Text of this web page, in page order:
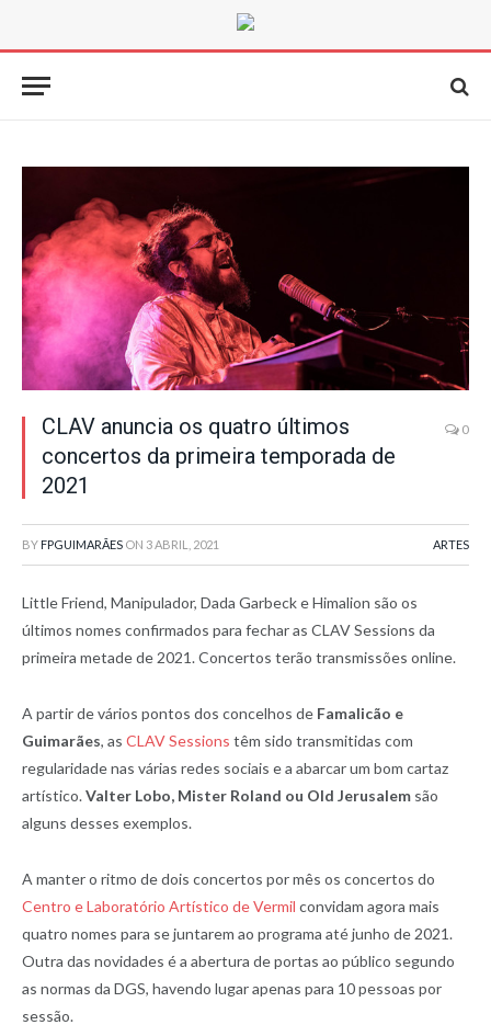
CLAV anuncia os quatro últimos
concertos da primeira temporada de
2021
0
BY FPGUIMARÃES ON 3 ABRIL, 2021 ARTES
Little Friend, Manipulador, Dada Garbeck e Himalion são os
últimos nomes confirmados para fechar as CLAV Sessions da
primeira metade de 2021. Concertos terão transmissões online.
A partir de vários pontos dos concelhos de Famalicão e
Guimarães, as CLAV Sessions têm sido transmitidas com
regularidade nas várias redes sociais e a abarcar um bom cartaz
artístico.Valter Lobo, Mister Roland ou Old Jerusalem são
alguns desses exemplos.
A manter o ritmo de dois concertos por mês os concertos do
Centro e Laboratório Artístico de Vermil convidam agora mais
quatro nomes para se juntarem ao programa até junho de 2021.
Outra das novidades é a abertura de portas ao público segundo
as normas da DGS, havendo lugar apenas para 10 pessoas por
sessão.